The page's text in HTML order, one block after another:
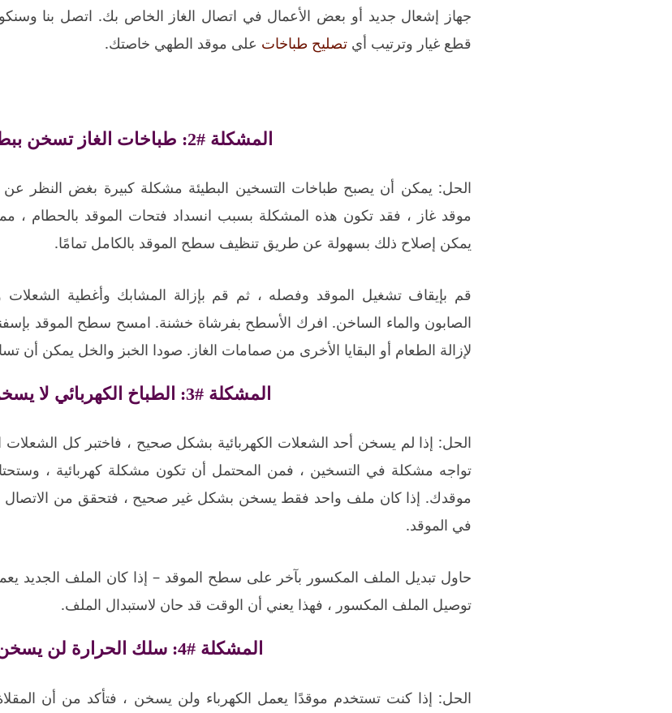
جهاز إشعال جديد أو بعض الأعمال في اتصال الغاز الخاص بك. اتصل بنا
قطع غيار وترتيب أي تصليح طباخات على موقد الطهي خاصتك.
المشكلة #2: طباخات الغاز تسخن ببطء.
الحل: يمكن أن يصبح طباخات التسخين البطيئة مشكلة كبيرة بغض النظر عن
موقد غاز ، فقد تكون هذه المشكلة بسبب انسداد فتحات الموقد بالحطام ،
يمكن إصلاح ذلك بسهولة عن طريق تنظيف سطح الموقد بالكامل تمامًا.
قم بإيقاف تشغيل الموقد وفصله ، ثم قم بإزالة المشابك وأغطية
الصابون والماء الساخن. افرك الأسطح بفرشاة خشنة. امسح سطح الموقد
لإزالة الطعام أو البقايا الأخرى من صمامات الغاز. صودا الخبز والخل يمكن أن
المشكلة #3: الطباخ الكهربائي لا يسخن.
الحل: إذا لم يسخن أحد الشعلات الكهربائية بشكل صحيح ، فاختبر كل الشعلات
تواجه مشكلة في التسخين ، فمن المحتمل أن تكون مشكلة كهربائية ،
موقدك. إذا كان ملف واحد فقط يسخن بشكل غير صحيح ، فتحقق من الاتصال
في الموقد.
حاول تبديل الملف المكسور بآخر على سطح الموقد – إذا كان الملف الجديد
توصيل الملف المكسور ، فهذا يعني أن الوقت قد حان لاستبدال الملف.
المشكلة #4: سلك الحرارة لن يسخن.
الحل: إذا كنت تستخدم موقدًا يعمل الكهرباء ولن يسخن ، فتأكد من أن